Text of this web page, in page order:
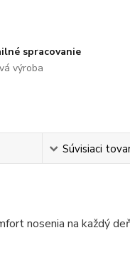
spracovanie
výroba
Súvisiaci
nosenia na každý